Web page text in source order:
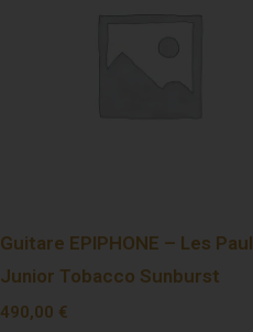
Guitare EPIPHONE – Les Paul
Junior Tobacco Sunburst
490,00 €